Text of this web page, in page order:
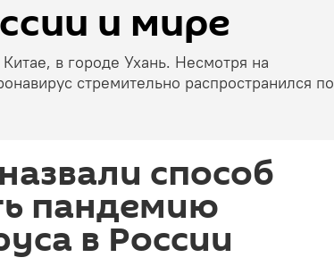
и мире
в городе Ухань. Несмотря на
стремительно распространился по
способ
пандемию
в России